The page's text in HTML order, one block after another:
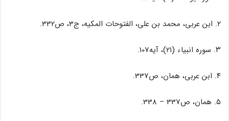
۲. ابن عربى، محمد بن على، الفتوحات المکیه، ج‏3، ص‏332.
۳. سوره انبیاء (۲۱)، آیه‏107.
۴. ابن عربى، همان، ص‏337.
۵. همان، ص‏337 – 338.